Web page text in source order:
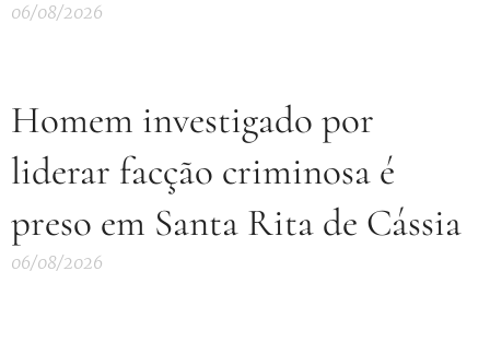
06/08/2026
Homem investigado por
liderar facção criminosa é
preso em Santa Rita de Cássia
06/08/2026